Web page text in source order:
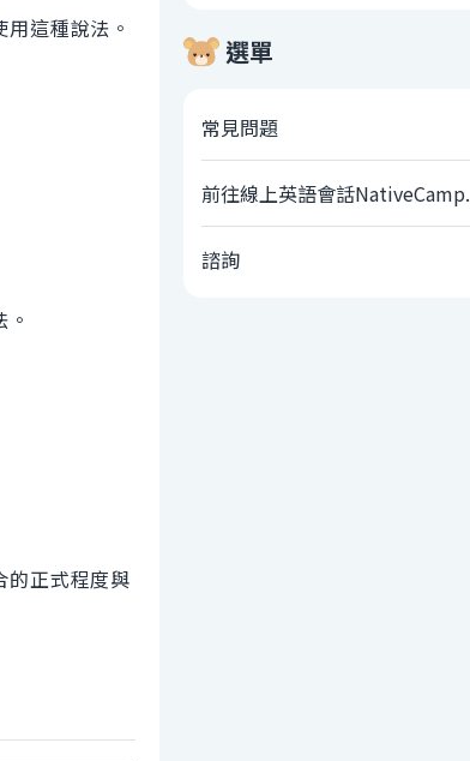
這種說法。
的正式程度與
選單
常見問題
前往線上英語會話NativeCamp.
諮詢